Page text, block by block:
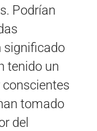
Podrían
significado
tenido un
tomado
del